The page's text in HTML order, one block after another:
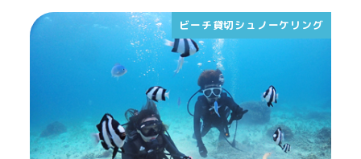
ビーチ貸切シュノーケリング